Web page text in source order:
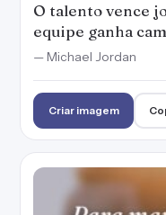
O talento vence
equipe ganha
— Michael Jordan
Criar imagem